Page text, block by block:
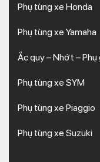
Phụ tùng xe Honda
Phụ tùng xe Yamaha
Ắc quy – Nhớt – Phụ
Phụ tùng xe SYM
Phụ tùng xe Piaggio
Phụ tùng xe Suzuki